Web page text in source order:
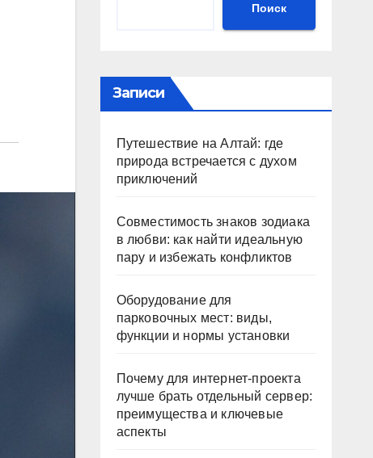
Поиск
Записи
Путешествие на Алтай: где
природа встречается с духом
приключений
Совместимость знаков зодиака
в любви: как найти идеальную
пару и избежать конфликтов
Оборудование для
парковочных мест: виды,
функции и нормы установки
Почему для интернет-проекта
лучше брать отдельный сервер:
преимущества и ключевые
аспекты